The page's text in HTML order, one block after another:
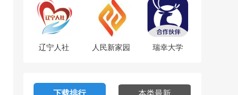
app最新版
载官方版
辽宁人社
人民新家园
瑞幸大学
下载排行
本类最新